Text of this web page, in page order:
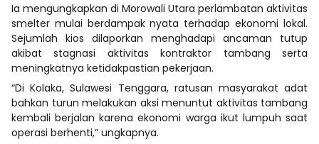
Ia mengungkapkan di Morowali Utara perlambatan aktivitas
smelter mulai berdampak nyata terhadap ekonomi lokal.
Sejumlah kios dilaporkan menghadapi ancaman tutup
akibat stagnasi aktivitas kontraktor tambang serta
meningkatnya ketidakpastian pekerjaan.
“Di Kolaka, Sulawesi Tenggara, ratusan masyarakat adat
bahkan turun melakukan aksi menuntut aktivitas tambang
kembali berjalan karena ekonomi warga ikut lumpuh saat
operasi berhenti,” ungkapnya.